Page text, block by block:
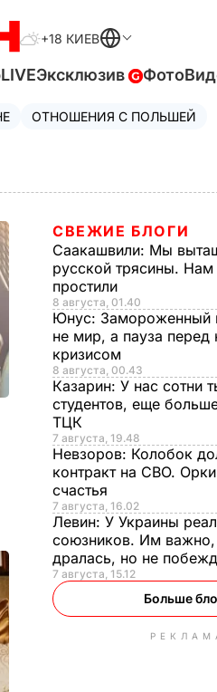
+18 КИЕВ
LIVEЭксклюзив Фото
ОТНОШЕНИЯ С ПОЛЬШЕЙ
СВЕЖИЕ БЛОГИ
Саакашвили: Мы
русской трясины. Нам
простили
8 августа, 01.40
Юнус: Замороженный
не мир, а пауза
кризисом
8 августа, 00.43
Казарин: У нас сотни
студентов, еще
ТЦК
7 августа, 19.48
Невзоров: Колобок
контракт на СВО.
счастья
7 августа, 16.02
Левин: У Украины
союзников. Им важно,
дралась, но не
7 августа, 15.12
Больше